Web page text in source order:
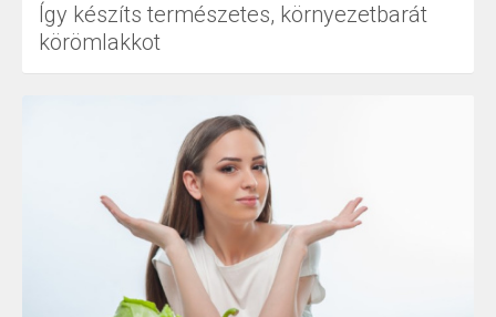
Így készíts természetes, környezetbarát
körömlakkot